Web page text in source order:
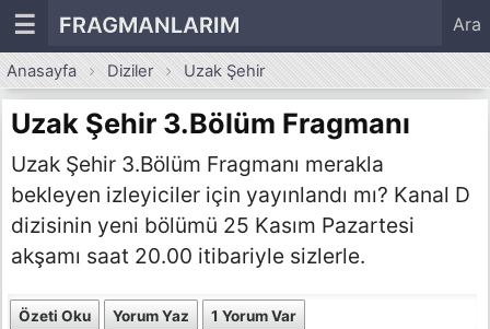
☰ FRAGMANLARIM Ara
Anasayfa Diziler Uzak Şehir
Uzak Şehir 3.Bölüm Fragmanı
Uzak Şehir 3.Bölüm Fragmanı merakla
bekleyen izleyiciler için yayınlandı mı? Kanal D
dizisinin yeni bölümü 25 Kasım Pazartesi
akşamı saat 20.00 itibariyle sizlerle.
Özeti Oku Yorum Yaz 1 Yorum Var